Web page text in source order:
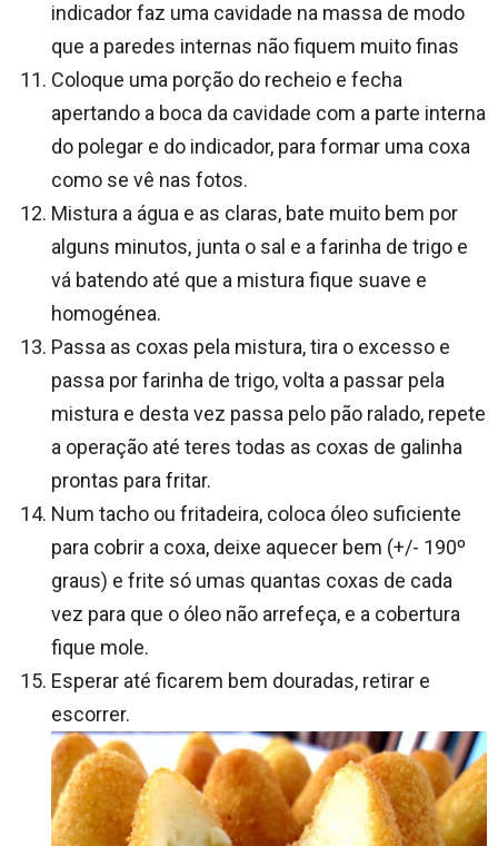
indicador faz uma cavidade na massa de modo
que a paredes internas não fiquem muito finas
Coloque uma porção do recheio e fecha
apertando a boca da cavidade com a parte interna
do polegar e do indicador, para formar uma coxa
como se vê nas fotos.
Mistura a água e as claras, bate muito bem por
alguns minutos, junta o sal e a farinha de trigo e
vá batendo até que a mistura fique suave e
homogénea.
Passa as coxas pela mistura, tira o excesso e
passa por farinha de trigo, volta a passar pela
mistura e desta vez passa pelo pão ralado, repete
a operação até teres todas as coxas de galinha
prontas para fritar.
Num tacho ou fritadeira, coloca óleo suficiente
para cobrir a coxa, deixe aquecer bem (+/- 190º
graus) e frite só umas quantas coxas de cada
vez para que o óleo não arrefeça, e a cobertura
fique mole.
Esperar até ficarem bem douradas, retirar e
escorrer.